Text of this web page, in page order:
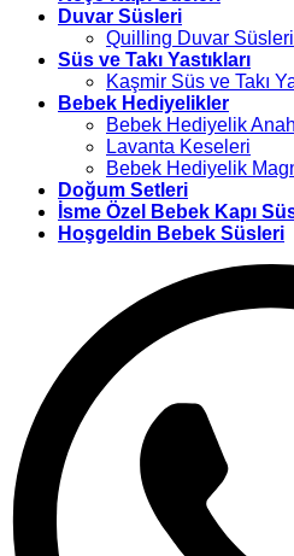
Duvar Süsleri
Quilling Duvar Süsleri
Süs ve Takı Yastıkları
Kaşmir Süs ve Takı
Bebek Hediyelikler
Bebek Hediyelik
Lavanta Keseleri
Bebek Hediyelik
Doğum Setleri
İsme Özel Bebek Kapı
Hoşgeldin Bebek Süsleri